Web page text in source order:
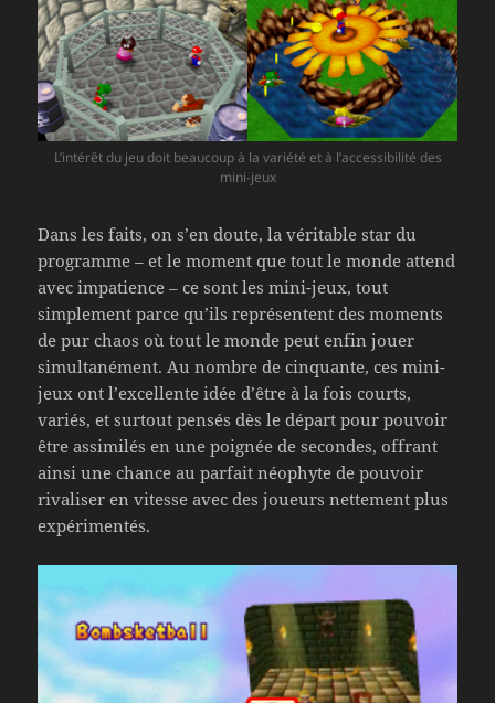
L’intérêt du jeu doit beaucoup à la variété et à l’accessibilité des
mini-jeux
Dans les faits, on s’en doute, la véritable star du
programme – et le moment que tout le monde attend
avec impatience – ce sont les mini-jeux, tout
simplement parce qu’ils représentent des moments
de pur chaos où tout le monde peut enfin jouer
simultanément. Au nombre de cinquante, ces mini-
jeux ont l’excellente idée d’être à la fois courts,
variés, et surtout pensés dès le départ pour pouvoir
être assimilés en une poignée de secondes, offrant
ainsi une chance au parfait néophyte de pouvoir
rivaliser en vitesse avec des joueurs nettement plus
expérimentés.